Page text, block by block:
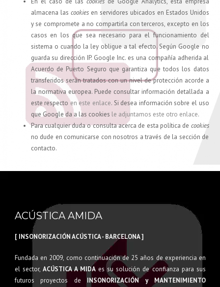
almacena las cookiesen servidores ubicados en Estados Unidos
y se compromete a no compartirla con terceros, excepto en los
casos en los que sea necesario para el funcionamiento del
sistema o cuando la ley obligue a tal efecto. Según Google no
guarda su dirección IP. Google Inc. es una compañía adherida al
Acuerdo de Puerto Seguro que garantiza que todos los datos
transferidos serán tratados con un nivel de protección acorde a
la normativa europea. Puede consultar información detallada a
este respecto en este enlace. Si desea información sobre el uso
que Google da a las cookies le adjuntamos este otro enlace.
Para cualquier duda o consulta acerca de esta política de cookies
no dude en comunicarse con nosotros a través de la sección de
contacto.
ACÚSTICA AMIDA
[ INSONORIZACIÓN ACÚSTICA - BARCELONA ]
Fundada en 2009, como continuación de 25 años de experiencia en
el sector,ACÚSTICA A MIDAes su solución de confianza para sus
futuros proyectos de INSONORIZACIÓN y MANTENIMIENTO